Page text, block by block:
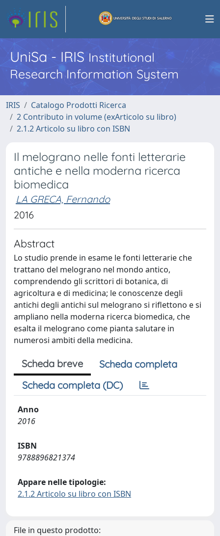
UniSa - IRISInstitutional
Research Information System
IRIS
Catalogo Prodotti Ricerca
2 Contributo in volume (exArticolo su libro)
2.1.2 Articolo su libro con ISBN
Il melograno nelle fonti letterarie
antiche e nella moderna ricerca
biomedica
LA GRECA, Fernando
2016
Abstract
Lo studio prende in esame le fonti letterarie che
trattano del melograno nel mondo antico,
comprendendo gli scrittori di botanica, di
agricoltura e di medicina; le conoscenze degli
antichi degli antichi sul melograno si riflettono e si
ampliano nella moderna ricerca biomedica, che
esalta il melograno come pianta salutare in
numerosi ambiti della medicina.
Scheda breve
Scheda completa
Scheda completa (DC)
Anno
2016
ISBN
9788896821374
Appare nelle tipologie:
2.1.2 Articolo su libro con ISBN
File in questo prodotto: